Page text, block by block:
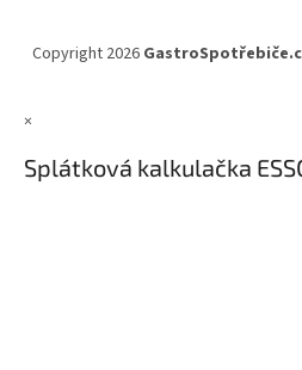
Copyright 2026
×
Splátková kalkulačka